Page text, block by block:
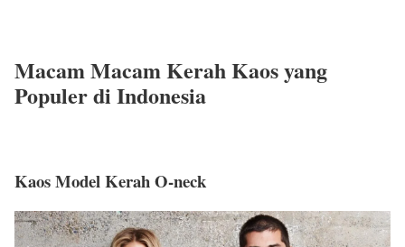
Macam Macam Kerah Kaos yang
Populer di Indonesia
Kaos Model Kerah O-neck